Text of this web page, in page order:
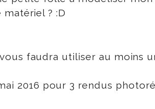
? :D
faudra utiliser au moins
2016 pour 3 rendus